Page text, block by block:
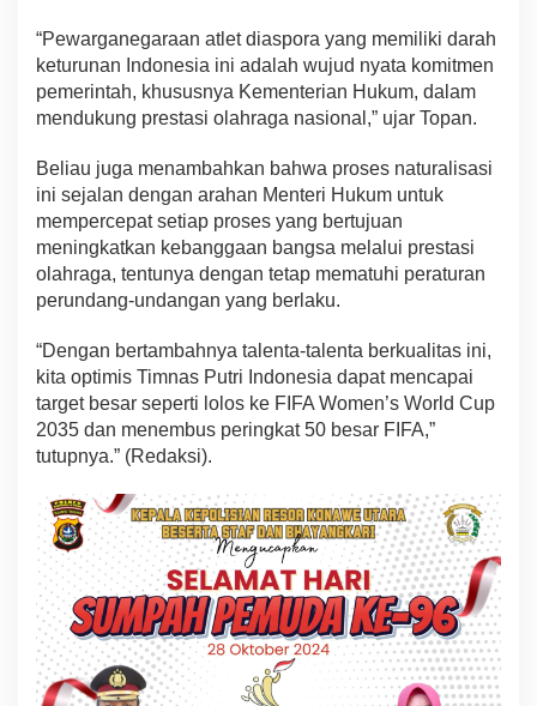
“Pewarganegaraan atlet diaspora yang memiliki darah
keturunan Indonesia ini adalah wujud nyata komitmen
pemerintah, khususnya Kementerian Hukum, dalam
mendukung prestasi olahraga nasional,” ujar Topan.
Beliau juga menambahkan bahwa proses naturalisasi
ini sejalan dengan arahan Menteri Hukum untuk
mempercepat setiap proses yang bertujuan
meningkatkan kebanggaan bangsa melalui prestasi
olahraga, tentunya dengan tetap mematuhi peraturan
perundang-undangan yang berlaku.
“Dengan bertambahnya talenta-talenta berkualitas ini,
kita optimis Timnas Putri Indonesia dapat mencapai
target besar seperti lolos ke FIFA Women’s World Cup
2035 dan menembus peringkat 50 besar FIFA,”
tutupnya.” (Redaksi).